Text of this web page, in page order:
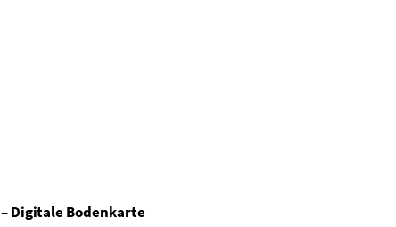
– Digitale Bodenkarte